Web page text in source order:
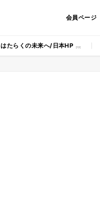
会員ページ
はたらくの未来へ/日本HP